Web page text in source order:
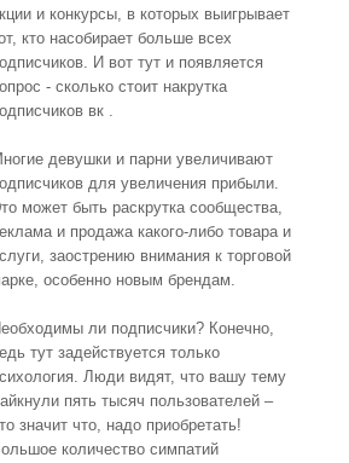
и конкурсы, в которых выигрывает
кто насобирает больше всех
И вот тут и появляется
- сколько стоит накрутка
вк .
девушки и парни увеличивают
для увеличения прибыли.
может быть раскрутка сообщества,
и продажа какого-либо товара и
заострению внимания к торговой
особенно новым брендам.
ли подписчики? Конечно,
тут задействуется только
Люди видят, что вашу тему
пять тысяч пользователей –
значит что, надо приобретать!
количество симпатий